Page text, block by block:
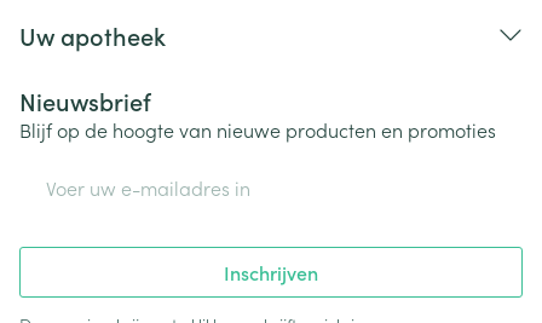
Uw apotheek
Nieuwsbrief
Blijf op de hoogte van nieuwe producten en promoties
Inschrijven